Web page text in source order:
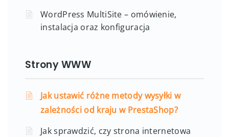
WordPress MultiSite – omówienie,
instalacja oraz konfiguracja
Strony WWW
Jak ustawić różne metody wysyłki w
zależności od kraju w PrestaShop?
Jak sprawdzić, czy strona internetowa